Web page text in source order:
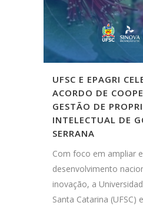
UFSC E EPAGRI
ACORDO DE
GESTÃO DE
INTELECTUAL DE
SERRANA
Com foco em ampliar
desenvolvimento
inovação, a
Santa Catarina (UFSC)